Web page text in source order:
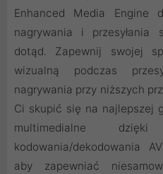
Enhanced Media Engine
nagrywania i przesyłania
dotąd. Zapewnij swojej
wizualną podczas
nagrywania przy niższych
Ci skupić się na najlepszej
multimedialne
kodowania/dekodowania
aby zapewniać